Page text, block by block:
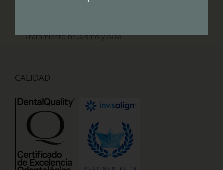
Tratamiento bruxismo y ATM
CALIDAD